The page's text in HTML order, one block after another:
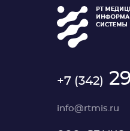
+7 (342)
info@rtmis.ru